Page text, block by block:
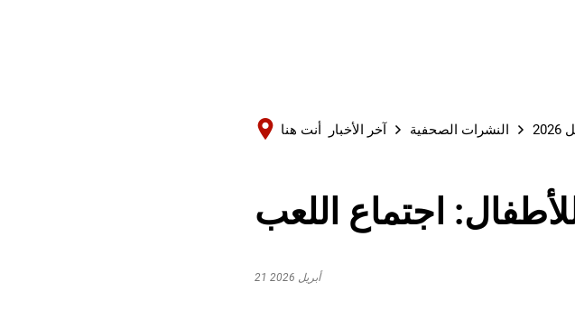
أنت هنا آخر الأخبار النشرات الصحفية
للأطفال: اجتماع اللعب
21 أبريل 2026